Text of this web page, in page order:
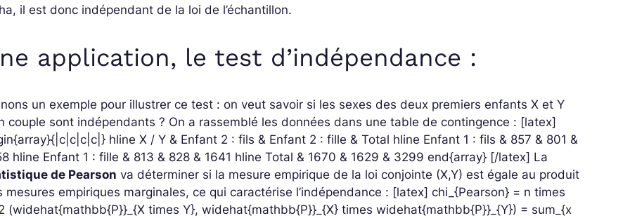
il est donc indépendant de la loi de l’échantillon.
application, le test d’indépendance :
un exemple pour illustrer ce test : on veut savoir si les sexes des deux premiers enfants X et Y
couple sont indépendants ? On a rassemblé les données dans une table de contingence : [latex]
hline X / Y & Enfant 2 : fils & Enfant 2 : fille & Total hline Enfant 1 : fils & 857 & 801 &
hline Enfant 1 : fille & 813 & 828 & 1641 hline Total & 1670 & 1629 & 3299 end{array} [/latex] La
de Pearson va déterminer si la mesure empirique de la loi conjointe (X,Y) est égale au produit
mesures empiriques marginales, ce qui caractérise l’indépendance : [latex] chi_{Pearson} = n times
(widehat{mathbb{P}}_{X times Y}, widehat{mathbb{P}}_{X} times widehat{mathbb{P}}_{Y}) = sum_{x